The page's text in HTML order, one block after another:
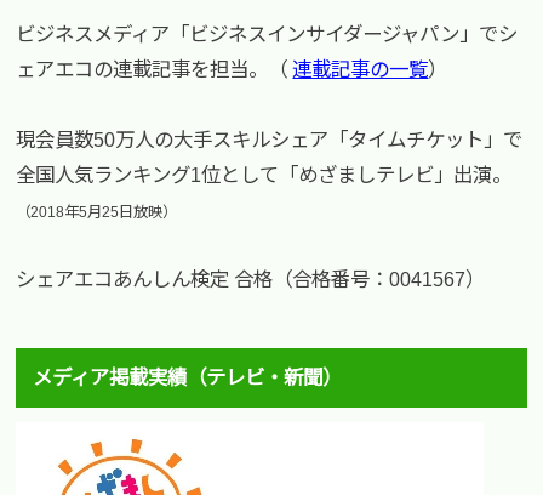
ビジネスメディア「ビジネスインサイダージャパン」でシ
ェアエコの連載記事を担当。（連載記事の一覧）
現会員数50万人の大手スキルシェア「タイムチケット」で
全国人気ランキング1位として「めざましテレビ」出演。
（2018年5月25日放映）
シェアエコあんしん検定 合格（合格番号：0041567）
メディア掲載実績（テレビ・新聞）